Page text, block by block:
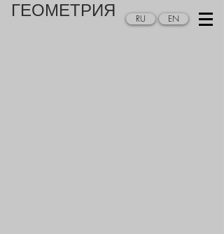
ГЕОМЕТРИЯ RU EN